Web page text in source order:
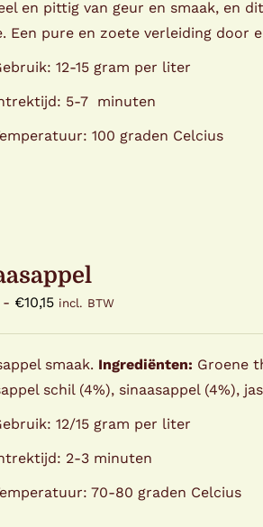
en pittig van geur en smaak, en
Een pure en zoete verleiding door
12-15 gram per liter
5-7 minuten
100 graden Celcius
- €10,15Prijsklasse:
incl. BTW
smaak. Ingrediënten: Groene
schil (4%), sinaasappel (4%),
12/15 gram per liter
2-3 minuten
70-80 graden Celcius